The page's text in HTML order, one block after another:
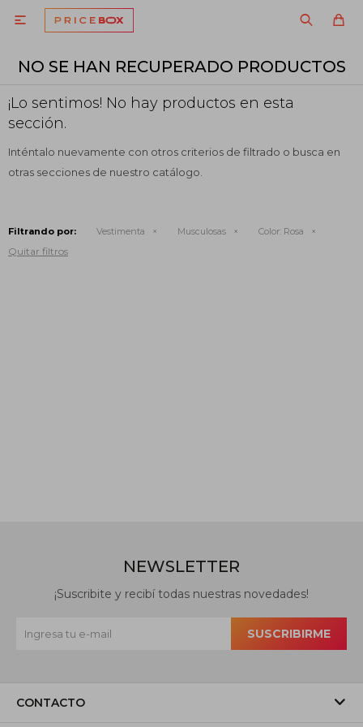

NO SE HAN RECUPERADO PRODUCTOS
¡Lo sentimos! No hay productos en esta
sección.
Inténtalo nuevamente con otros criterios de filtrado o busca en
otras secciones de nuestro catálogo.
Filtrando por: Vestimenta Musculosas Color: Rosa
Quitar filtros
CONTACTO
NEWSLETTER
¡Suscribite y recibí todas nuestras novedades!
SUSCRIBIRME